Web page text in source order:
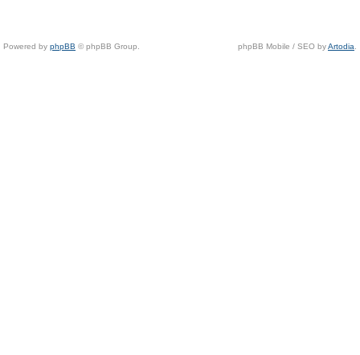
Powered by phpBB © phpBB Group. phpBB Mobile / SEO byArtodia